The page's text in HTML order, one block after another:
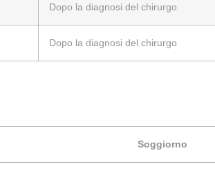
Dopo la diagnosi del chirurgo
Dopo la diagnosi del chirurgo
Soggiorno